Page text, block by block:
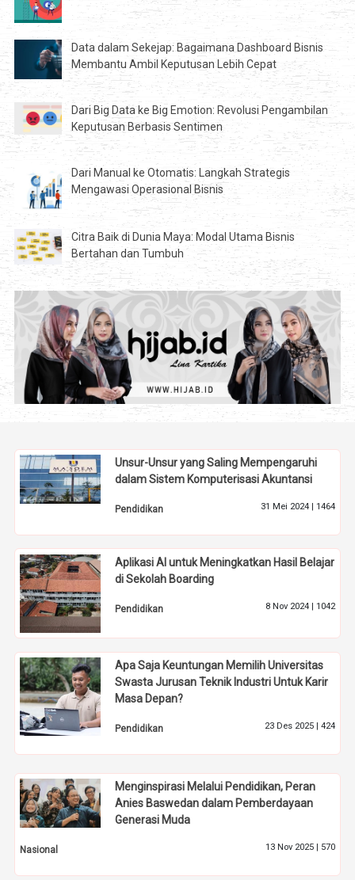
Data dalam Sekejap: Bagaimana Dashboard Bisnis
Membantu Ambil Keputusan Lebih Cepat
Dari Big Data ke Big Emotion: Revolusi Pengambilan
Keputusan Berbasis Sentimen
Dari Manual ke Otomatis: Langkah Strategis
Mengawasi Operasional Bisnis
Citra Baik di Dunia Maya: Modal Utama Bisnis
Bertahan dan Tumbuh
Unsur-Unsur yang Saling Mempengaruhi
dalam Sistem Komputerisasi Akuntansi
Pendidikan 31 Mei 2024 | 1464
Aplikasi AI untuk Meningkatkan Hasil Belajar
di Sekolah Boarding
Pendidikan 8 Nov 2024 | 1042
Apa Saja Keuntungan Memilih Universitas
Swasta Jurusan Teknik Industri Untuk Karir
Masa Depan?
Pendidikan 23 Des 2025 | 424
Menginspirasi Melalui Pendidikan, Peran
Anies Baswedan dalam Pemberdayaan
Generasi Muda
Nasional 13 Nov 2025 | 570